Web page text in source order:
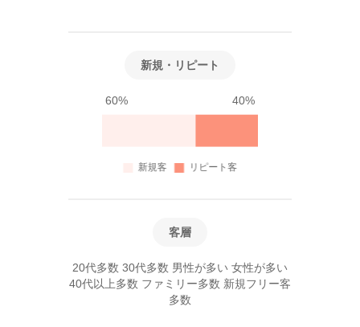
新規・リピート
60% 40%
客層
20代多数 30代多数 男性が多い 女性が多い
40代以上多数 ファミリー多数 新規フリー客
多数